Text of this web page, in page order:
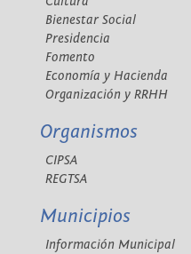
Bienestar Social
Presidencia
Fomento
Economía y Hacienda
Organización y RRHH
Organismos
CIPSA
REGTSA
Municipios
Información Municipal